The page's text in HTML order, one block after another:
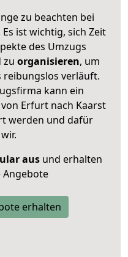
zu beachten bei
ist wichtig, sich Zeit
des Umzugs
zu organisieren, um
reibungslos verläuft.
kann ein
Erfurt nach Kaarst
werden und dafür
ausund erhalten
Angebote
erhalten